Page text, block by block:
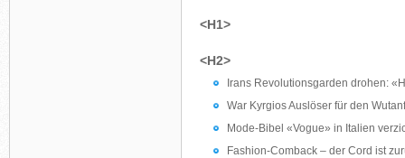
<H1>
<H2>
Irans Revolutionsgarden drohen:
War Kyrgios Auslöser für den
Mode-Bibel «Vogue» in Italien
Fashion-Comback – der Cord ist